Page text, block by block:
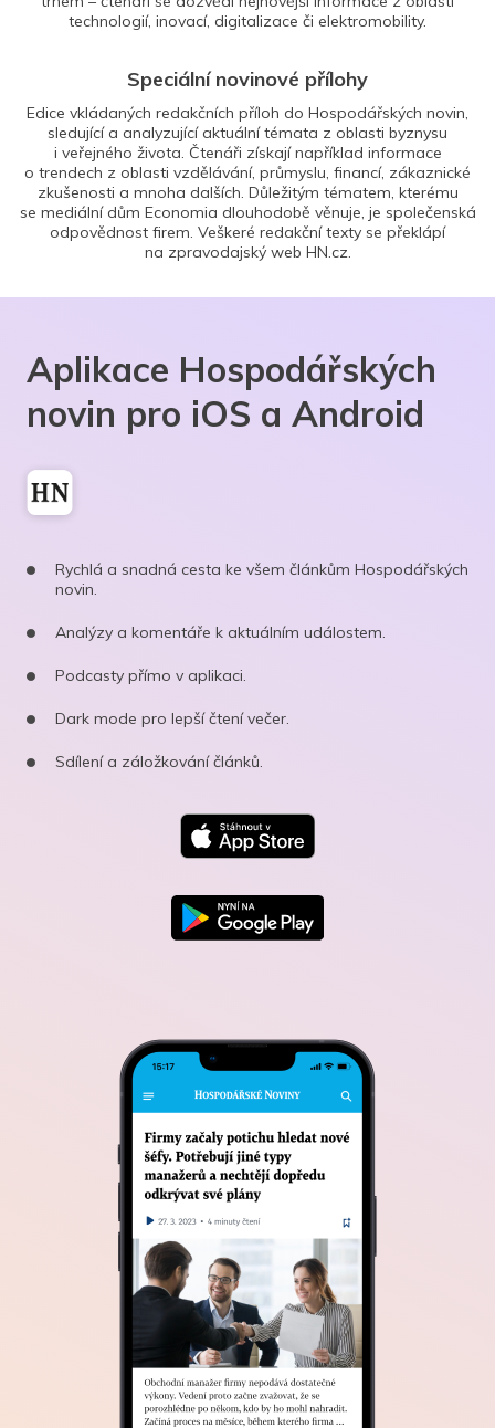
technologií, inovací, digitalizace či elektromobility.
Speciální novinové přílohy
Edice vkládaných redakčních příloh do Hospodářských novin,
sledující a analyzující aktuální témata z oblasti byznysu
i veřejného života. Čtenáři získají například informace
o trendech z oblasti vzdělávání, průmyslu, financí, zákaznické
zkušenosti a mnoha dalších. Důležitým tématem, kterému
se mediální dům Economia dlouhodobě věnuje, je společenská
odpovědnost firem. Veškeré redakční texty se překlápí
na zpravodajský web HN.cz.
Aplikace Hospodářských
novin pro iOS a Android
Rychlá a snadná cesta ke všem článkům Hospodářských
novin.
Analýzy a komentáře k aktuálním událostem.
Podcasty přímo v aplikaci.
Dark mode pro lepší čtení večer.
Sdílení a záložkování článků.